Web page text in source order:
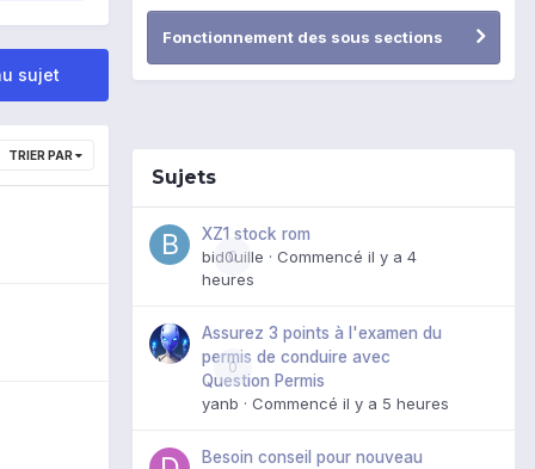
sujet
TRIER PAR
Fonctionnement des sous sections
Sujets
0
XZ1 stock rom
bid0uille · Commencé il y a 4
heures
0
Assurez 3 points à l'examen du
permis de conduire avec
Question Permis
yanb · Commencé il y a 5 heures
Besoin conseil pour nouveau